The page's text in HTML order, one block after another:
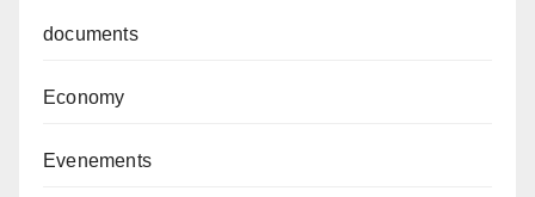
documents
Economy
Evenements